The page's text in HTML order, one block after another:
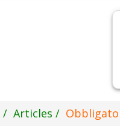
Articles